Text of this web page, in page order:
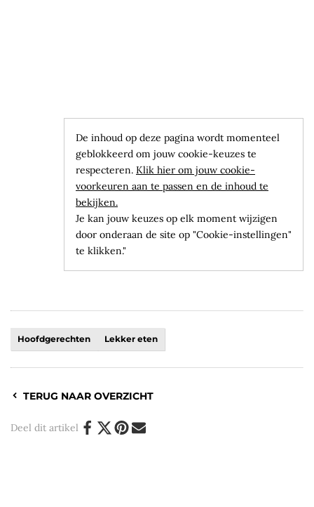
De inhoud op deze pagina wordt momenteel
geblokkeerd om jouw cookie-keuzes te
respecteren. Klik hier om jouw cookie-
voorkeuren aan te passen en de inhoud te
bekijken.
Je kan jouw keuzes op elk moment wijzigen
door onderaan de site op "Cookie-instellingen"
te klikken."
Hoofdgerechten Lekker eten
TERUG NAAR OVERZICHT
Deel dit artikel